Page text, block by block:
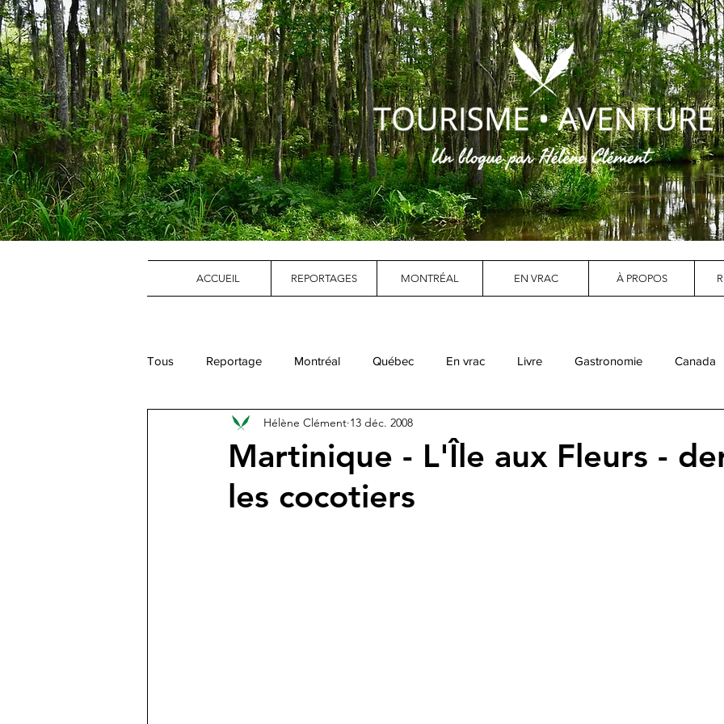
ACCUEIL REPORTAGES MONTRÉAL EN VRAC À PROPOS
Tous Reportage Montréal Québec En vrac Livre Gastronomie Canada
Europe Afrique Amérique Centrale
Moyen Orient
Martinique - L'Île aux Fleurs -
les cocotiers
Hélène Clément 13 déc. 2008